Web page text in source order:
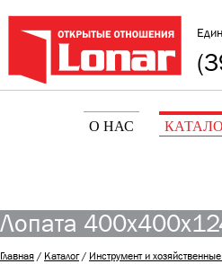
О НАС
Лопата
Главная/ Каталог/ Инструмент и